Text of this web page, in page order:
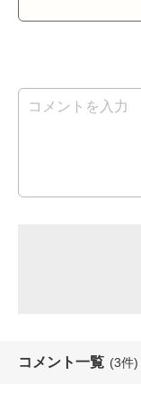
コメント一覧 (3件)